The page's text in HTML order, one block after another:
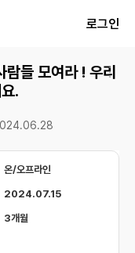
로그인
들 모여라 ! 우리
.
온/오프라인
2024.07.15
3개월